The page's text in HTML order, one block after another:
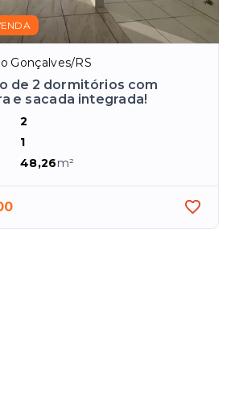
Gonçalves/RS
de 2 dormitórios com
e sacada integrada!
2
1
48,26m²